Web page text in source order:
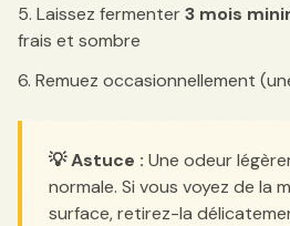
Laissez fermenter3 mois
frais et sombre
Remuez occasionnellement
💡 Astuce : Une odeur
normale. Si vous voyez de la
surface, retirez-la